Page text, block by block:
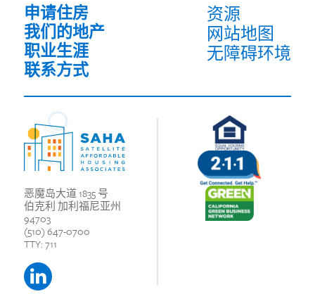
恶魔岛大道 1835 号
伯克利 加利福尼亚州
94703
(510) 647-0700
TTY: 711
申请住房
我们的地产
职业生涯
联系方式
资源
网站地图
无障碍环境